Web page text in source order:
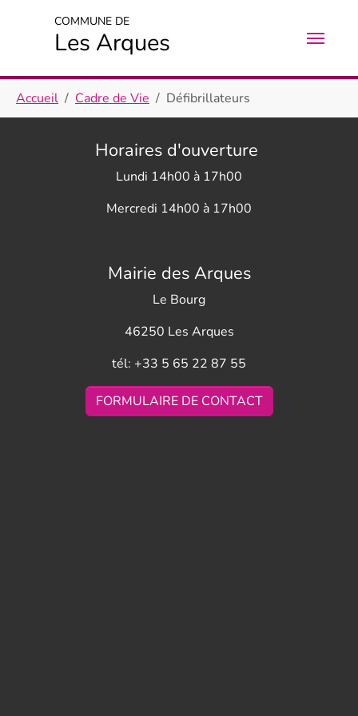
COMMUNE DE
Les Arques
Accueil Cadre de Vie Défibrillateurs
Horaires d'ouverture
Lundi 14h00 à 17h00
Mercredi 14h00 à 17h00
Mairie des Arques
Le Bourg
46250 Les Arques
tél: +33 5 65 22 87 55
FORMULAIRE DE CONTACT